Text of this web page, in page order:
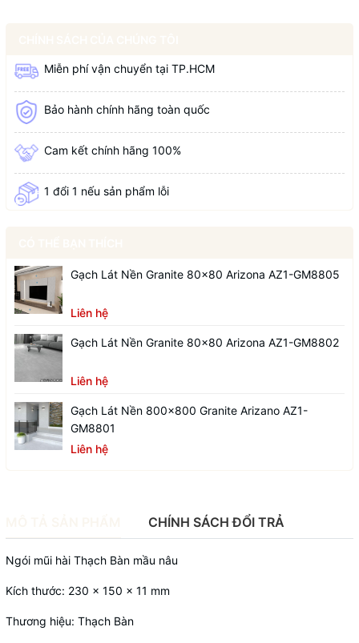
Miễn phí vận chuyển tại TP.HCM
Bảo hành chính hãng toàn quốc
Cam kết chính hãng 100%
1 đổi 1 nếu sản phẩm lỗi
Gạch Lát Nền Granite 80x80 Arizona AZ1-GM8805
Liên hệ
Gạch Lát Nền Granite 80x80 Arizona AZ1-GM8802
Liên hệ
Gạch Lát Nền 800x800 Granite Arizano AZ1-
GM8801
Liên hệ
CHÍNH SÁCH ĐỔI TRẢ
Ngói mũi hài Thạch Bàn mầu nâu
Kích thước: 230 x 150 x 11 mm
Thương hiệu: Thạch Bàn